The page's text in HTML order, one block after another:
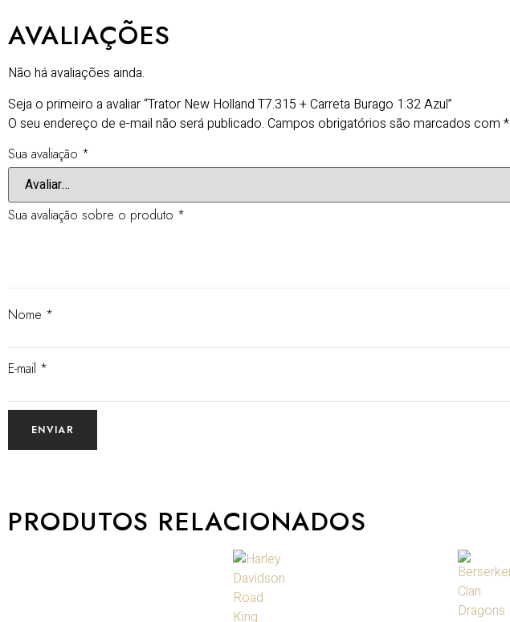
AVALIAÇÕES
Não há avaliações ainda.
Seja o primeiro a avaliar “Trator New Holland T7.315 + Carreta Burago 1:32 Azul”
O seu endereço de e-mail não será publicado. Campos obrigatórios são marcados com *
Sua avaliação *
Sua avaliação sobre o produto *
Nome *
E-mail *
PRODUTOS RELACIONADOS